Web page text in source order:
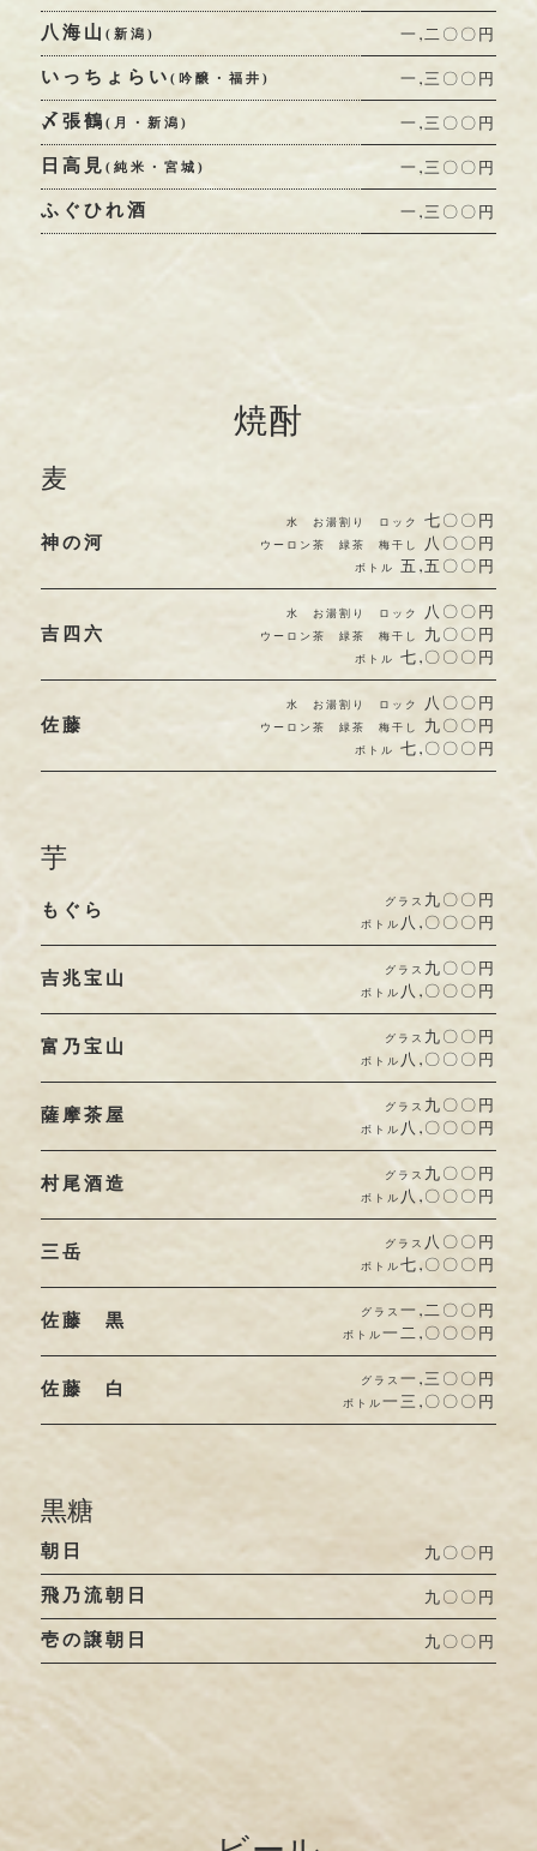
八海山 (新潟) 一,二〇〇円
いっちょらい (吟醸・福井) 一,三〇〇円
〆張鶴 (月・新潟) 一,三〇〇円
日高見 (純米・宮城) 一,三〇〇円
ふぐひれ酒 一,三〇〇円
焼酎
麦
神の河
水 お湯割り ロック 七〇〇円
ウーロン茶 緑茶 梅干し 八〇〇円
ボトル 五,五〇〇円
吉四六
水 お湯割り ロック 八〇〇円
ウーロン茶 緑茶 梅干し 九〇〇円
ボトル 七,〇〇〇円
佐藤
水 お湯割り ロック 八〇〇円
ウーロン茶 緑茶 梅干し 九〇〇円
ボトル 七,〇〇〇円
芋
もぐら グラス 九〇〇円
ボトル 八,〇〇〇円
吉兆宝山 グラス 九〇〇円
ボトル 八,〇〇〇円
富乃宝山 グラス 九〇〇円
ボトル 八,〇〇〇円
薩摩茶屋 グラス 九〇〇円
ボトル 八,〇〇〇円
村尾酒造 グラス 九〇〇円
ボトル 八,〇〇〇円
三岳 グラス 八〇〇円
ボトル七,〇〇〇円
佐藤 黒 グラス 一,二〇〇円
ボトル一二,〇〇〇円
佐藤 白 グラス 一,三〇〇円
ボトル一三,〇〇〇円
黒糖
朝日 九〇〇円
飛乃流朝日 九〇〇円
壱の譲朝日 九〇〇円